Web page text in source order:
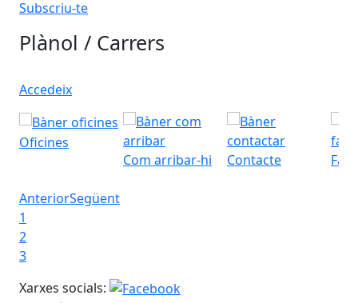
Subscriu-te
Plànol / Carrers
Accedeix
Oficines
Com arribar-hi
Contacte
AnteriorSegüent
1
2
3
Xarxes socials: